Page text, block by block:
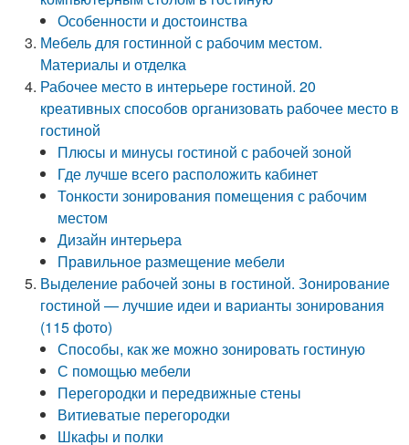
Особенности и достоинства
Мебель для гостинной с рабочим местом.
Материалы и отделка
Рабочее место в интерьере гостиной. 20
креативных способов организовать рабочее место в
гостиной
Плюсы и минусы гостиной с рабочей зоной
Где лучше всего расположить кабинет
Тонкости зонирования помещения с рабочим
местом
Дизайн интерьера
Правильное размещение мебели
Выделение рабочей зоны в гостиной. Зонирование
гостиной — лучшие идеи и варианты зонирования
(115 фото)
Способы, как же можно зонировать гостиную
С помощью мебели
Перегородки и передвижные стены
Витиеватые перегородки
Шкафы и полки